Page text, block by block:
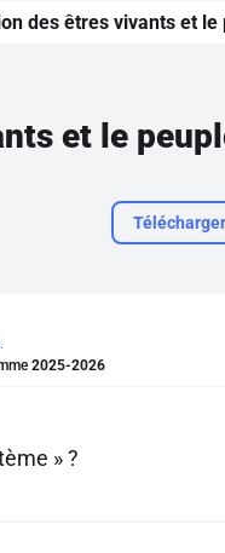
des êtres vivants et
et le
2025-2026
» ?